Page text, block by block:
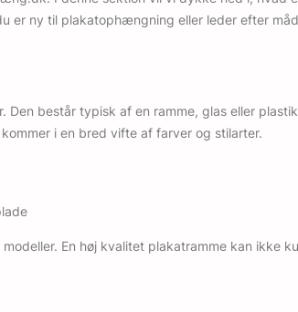
ny til plakatophængning eller leder efter
består typisk af en ramme, glas eller
i en bred vifte af farver og stilarter.
En høj kvalitet plakatramme kan